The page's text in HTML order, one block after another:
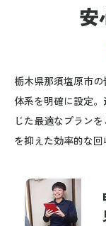
安
栃木県那須塩原市
体系を明確に設定
じた最適なプラン
を抑えた効率的な回